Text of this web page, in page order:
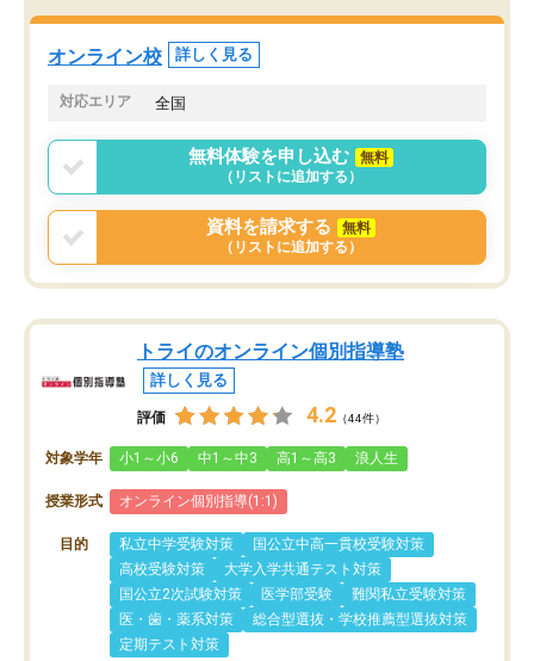
オンラインツールを使用した単語帳の
共有があり宿題もそちらで出される形
でした。
言う事で講師変更の申し出があり、あ
まりに短期での変更だった為、塾に通
う事にして退会しました。遅れも取り
戻せ、授業内容や講師の方は良かった
と思います。
くなってきたようなので
オンライン校 詳しく見る
対応エリア 全国
無料体験を申し込む
無料
（リストに追加する）
資料を請求する
無料
（リストに追加する）
トライのオンライン個別指導塾
詳しく見る
評価 4.2 （44件）
対象学年 小1～小6 中1～中3 高1～高3 浪人生
授業形式 オンライン個別指導(1:1)
目的 私立中学受験対策
国公立中高一貫校受験対策
高校受験対策
大学入学共通テスト対策
国公立2次試験対策
医学部受験
難関私立受験対策
医・歯・薬系対策
総合型選抜・学校推薦型選抜対策
定期テスト対策